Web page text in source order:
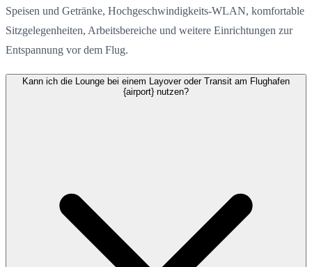
Speisen und Getränke, Hochgeschwindigkeits-WLAN, komfortable
Sitzgelegenheiten, Arbeitsbereiche und weitere Einrichtungen zur
Entspannung vor dem Flug.
Kann ich die Lounge bei einem Layover oder Transit am Flughafen
{airport} nutzen?